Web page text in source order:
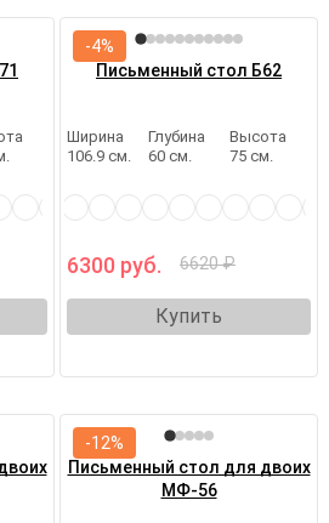
Письменный стол Б62
Ширина
106.9 см.
Глубина
60 см.
Высота
75 см.
6300 руб. 6620 ₽
Купить
-4%
Письменный стол для двоих
МФ-56
-12%